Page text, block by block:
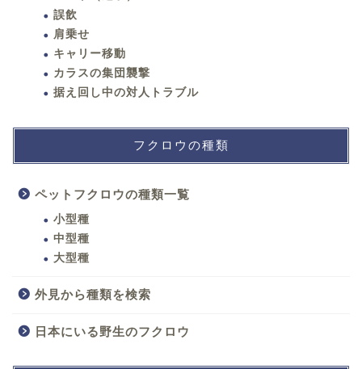
誤飲
肩乗せ
キャリー移動
カラスの集団襲撃
据え回し中の対人トラブル
フクロウの種類
ペットフクロウの種類一覧
小型種
中型種
大型種
外見から種類を検索
日本にいる野生のフクロウ